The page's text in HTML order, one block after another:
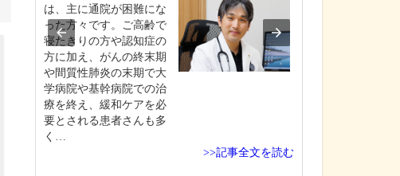
は、主に通院が困難にな
った方々です。ご高齢で
寝たきりの方や認知症の
方に加え、がんの終末期
や間質性肺炎の末期で大
学病院や基幹病院での治
療を終え、緩和ケアを必
要とされる患者さんも多
く…
>>記事全文を読む